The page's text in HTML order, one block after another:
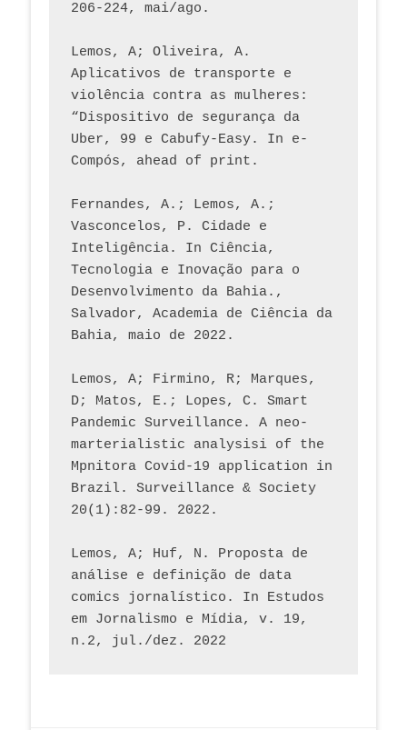
206-224, mai/ago.
Lemos, A; Oliveira, A.
Aplicativos de transporte e
violência contra as mulheres:
“Dispositivo de segurança da
Uber, 99 e Cabufy-Easy. In e-
Compós, ahead of print.
Fernandes, A.; Lemos, A.;
Vasconcelos, P. Cidade e
Inteligência. In Ciência,
Tecnologia e Inovação para o
Desenvolvimento da Bahia.,
Salvador, Academia de Ciência da
Bahia, maio de 2022.
Lemos, A; Firmino, R; Marques,
D; Matos, E.; Lopes, C. Smart
Pandemic Surveillance. A neo-
marterialistic analysisi of the
Mpnitora Covid-19 application in
Brazil. Surveillance & Society
20(1):82-99. 2022.
Lemos, A; Huf, N. Proposta de
análise e definição de data
comics jornalístico. In Estudos
em Jornalismo e Mídia, v. 19,
n.2, jul./dez. 2022